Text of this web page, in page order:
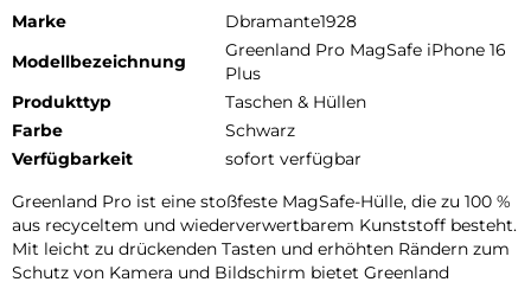
Marke
Dbramante1928
Modellbezeichnung
Greenland Pro MagSafe iPhone 16
Plus
Produkttyp
Taschen & Hüllen
Farbe
Schwarz
Verfügbarkeit
sofort verfügbar
Greenland Pro ist eine stoßfeste MagSafe-Hülle, die zu 100 %
aus recyceltem und wiederverwertbarem Kunststoff besteht.
Mit leicht zu drückenden Tasten und erhöhten Rändern zum
Schutz von Kamera und Bildschirm bietet Greenland